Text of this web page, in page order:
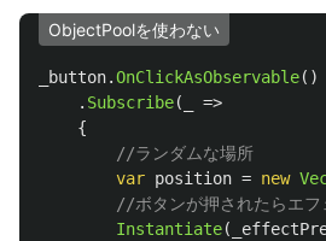
ObjectPoolを使わない
_button.OnClickAsObservable()
. Subscribe(
=>
{
//ランダムな場所
var position = new
//ボタンが押されたらエフ
Instantiate(